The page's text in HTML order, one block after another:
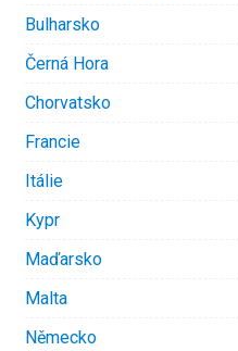
Bulharsko
Černá Hora
Chorvatsko
Francie
Itálie
Kypr
Maďarsko
Malta
Německo